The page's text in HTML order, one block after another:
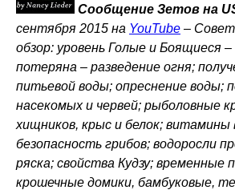
Сообщение Зетов на
сентября 2015 на YouTube –
обзор: уровень Голые и Боящиеся –
потеряна – разведение огня;
питьевой воды; опреснение воды;
насекомых и червей; рыболовные
хищников, крыс и белок; витамины
безопасность грибов; водоросли
ряска; свойства Кудзу; временные
крошечные домики, бамбуковые,